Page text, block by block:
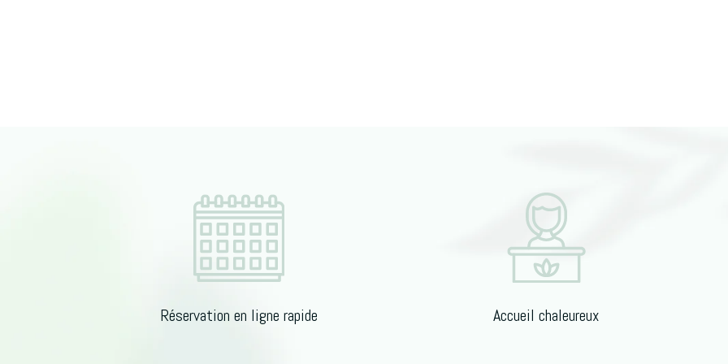
Réservation en ligne rapide Accueil chaleureux